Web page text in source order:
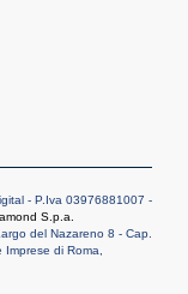
- P.Iva 03976881007 -
S.p.a.
del Nazareno 8 - Cap.
di Roma,